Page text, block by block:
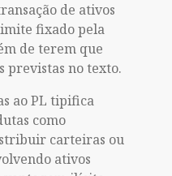
de ativos
fixado pela
de terem que
previstas no texto.
ao PL tipifica
como
carteiras ou
ativos